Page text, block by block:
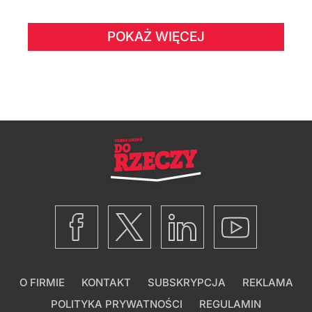
POKAŻ WIĘCEJ
O FIRMIE KONTAKT SUBSKRYPCJA
REKLAMA
POLITYKA PRYWATNOŚCI
REGULAMIN